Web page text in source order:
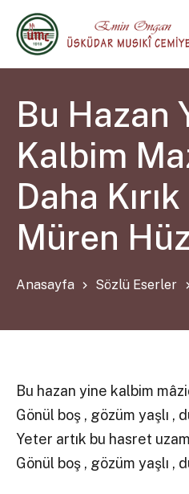
Bu Hazan
Kalbim
Daha
Müren
Anasayfa Sözlü Eserler
Bu hazan yine kalbim
Gönül boş , gözüm yaşlı ,
Yeter artık bu hasret
Gönül boş , gözüm yaşlı ,